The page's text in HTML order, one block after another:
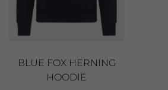
BLUE FOX HERNING
HOODIE